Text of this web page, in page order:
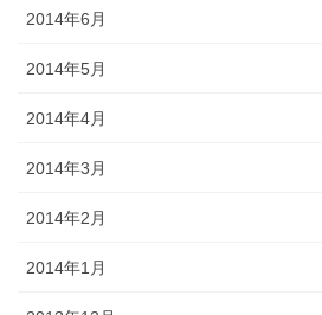
2014年6月
2014年5月
2014年4月
2014年3月
2014年2月
2014年1月